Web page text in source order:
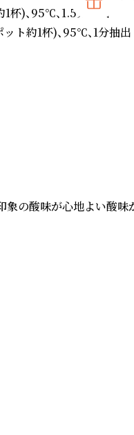
杯)、95℃、1.5分抽出
ト約1杯)、95℃、1分抽出
の酸味が心地よい酸味